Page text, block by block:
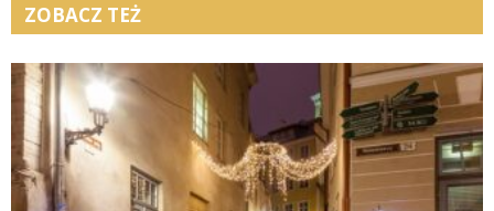
ZOBACZ TEŻ